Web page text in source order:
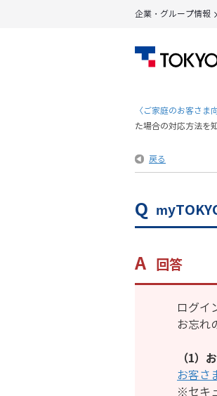
企業・グループ情報
〈ご家庭のお客さ
た場合の対応方法を
戻る
回答
ログイ
お忘れ
（1）
お客さ
※セキ